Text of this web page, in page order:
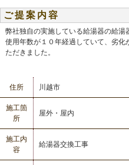
ご提案内容
弊社独自の実施している給湯器の給湯
使用年数が１０年経過していて、劣
ただきました。
住所 川越市
施工箇
所
屋外・屋内
施工内
容
給湯器交換工事